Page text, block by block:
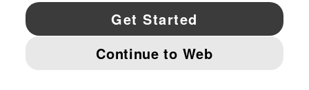
YouTube Twitter Pinterest
IMPRINT AND LEGAL DATA